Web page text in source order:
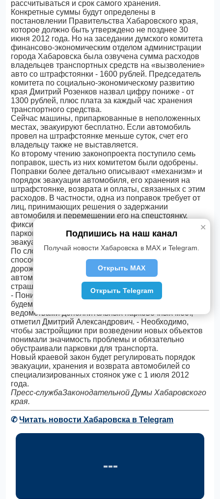
рассчитываться и срок самого хранения.
Конкретные суммы будут определены в
постановлении Правительства Хабаровского края,
которое должно быть утверждено не позднее 30
июня 2012 года. Но на заседании думского комитета
финансово-экономическим отделом администрации
города Хабаровска была озвучена сумма расходов
владельцев транспортных средств на «вызволение»
авто со штрафстоянки - 1600 рублей. Председатель
комитета по социально-экономическому развитию
края Дмитрий Розенков назвал цифру пониже - от
1300 рублей, плюс плата за каждый час хранения
транспортного средства.
Сейчас машины, припаркованные в неположенных
местах, эвакуируют бесплатно. Если автомобиль
провел на штрафстоянке меньше суток, счет его
владельцу также не выставляется.
Ко второму чтению законопроекта поступило семь
поправок, шесть из них комитетом были одобрены.
Поправки более детально описывают «механизм» и
порядок эвакуации автомобиля, его хранения на
штрафстоянке, возврата и оплаты, связанных с этим
расходов. В частности, одна из поправок требует от
лиц, принимающих решения о задержании
автомобиля и перемещении его на спецстоянку,
фиксировать положение нарушителя и места
парковки с помощью фотосъемки до момента
эвакуации такого транспортного средства.
По словам Дмитрия Розенкова, закон будет
способствовать обеспечению безопасности
дорожного движения, и для законопослушных
автомобилистов его «карательные» меры не
страшны.
- Понимая непопулярность закона, мы, прежде всего,
будем настаивать на создании муниципальными
ведомствами дополнительных парковочных мест, -
отметил Дмитрий Александрович. - Необходимо,
чтобы застройщики при возведении новых объектов
понимали значимость проблемы и обязательно
обустраивали парковки для транспорта.
Новый краевой закон будет регулировать порядок
эвакуации, хранения и возврата автомобилей со
специализированных стоянок уже с 1 июля 2012
года.
Пресс-службаЗаконодательной Думы Хабаровского
края.
✆Читать новости Хабаровска в Telegram
✕
Подпишись на наш канал
Получай новости Хабаровска в MAX и Telegram.
Открыть MAX
Открыть Telegram